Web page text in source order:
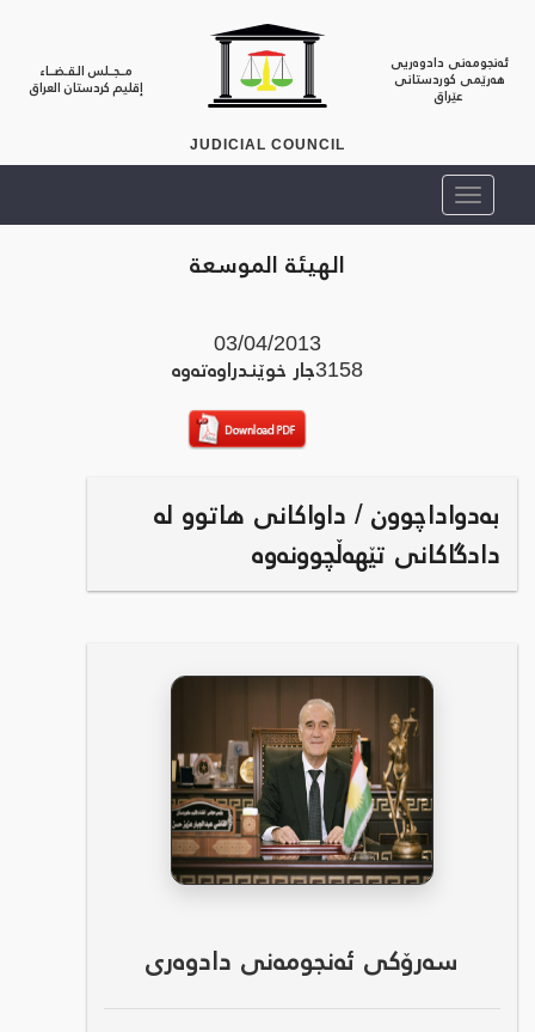
ئەنجومەنی دادوەریی
هەرێمی کوردستانی
عێراق
JUDICIAL COUNCIL
مــجــلس الـقـضــاء
إقليم كردستان العراق
الهيئة الموسعة
03/04/2013
3158جار خوێندراوه‌ته‌وه‌
بەدواداچوون / داواکانی هاتوو لە
دادگاکانی تێهەڵچوونەوە
سەرۆکی ئەنجومەنی دادوەری